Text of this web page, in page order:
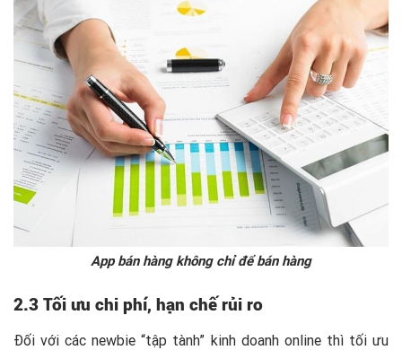
App bán hàng không chỉ để bán hàng
2.3 Tối ưu chi phí, hạn chế rủi ro
Đối với các newbie “tập tành” kinh doanh online thì tối ưu